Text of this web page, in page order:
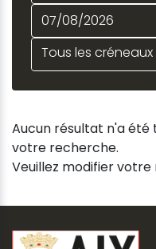
Tous les créneaux
Aucun résultat n'a été
votre recherche.
Veuillez modifier